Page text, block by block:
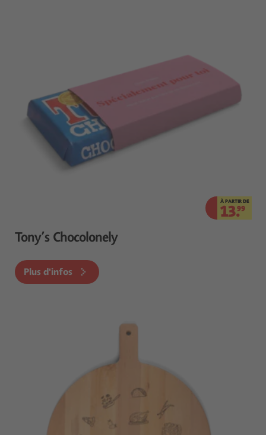
À PARTIR DE
13.99
Tony’s Chocolonely
Plus d'infos